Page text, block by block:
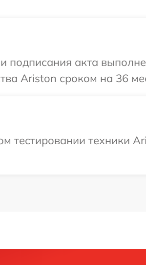
и подписания акта
Ariston сроком на 36
тестировании техники